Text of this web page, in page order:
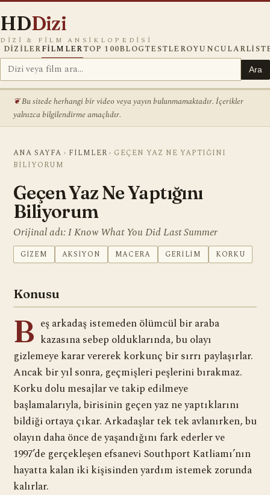
HDDizi
DIZI & FILM ANSIKLOPEDISI
DIZILERFILMLERTOP 100BLOGTESTLEROYUNCULAR
Ara
Bu sitede herhangi bir video veya yayın bulunmamaktadır. İçerikler
yalnızca bilgilendirme amaçlıdır.
ANA SAYFA › FILMLER › GEÇEN YAZ NE YAPTIĞINI
BILIYORUM
Geçen Yaz Ne Yaptığını
Biliyorum
Orijinal adı: I Know What You Did Last Summer
GIZEM AKSIYON MACERA GERILIM KORKU
Konusu
B eş arkadaş istemeden ölümcül bir araba
kazasına sebep olduklarında, bu olayı
gizlemeye karar vererek korkunç bir sırrı paylaşırlar.
Ancak bir yıl sonra, geçmişleri peşlerini bırakmaz.
Korku dolu mesajlar ve takip edilmeye
başlamalarıyla, birisinin geçen yaz ne yaptıklarını
bildiği ortaya çıkar. Arkadaşlar tek tek avlanırken, bu
olayın daha önce de yaşandığını fark ederler ve
1997’de gerçekleşen efsanevi Southport Katliamı’nın
hayatta kalan iki kişisinden yardım istemek zorunda
kalırlar.